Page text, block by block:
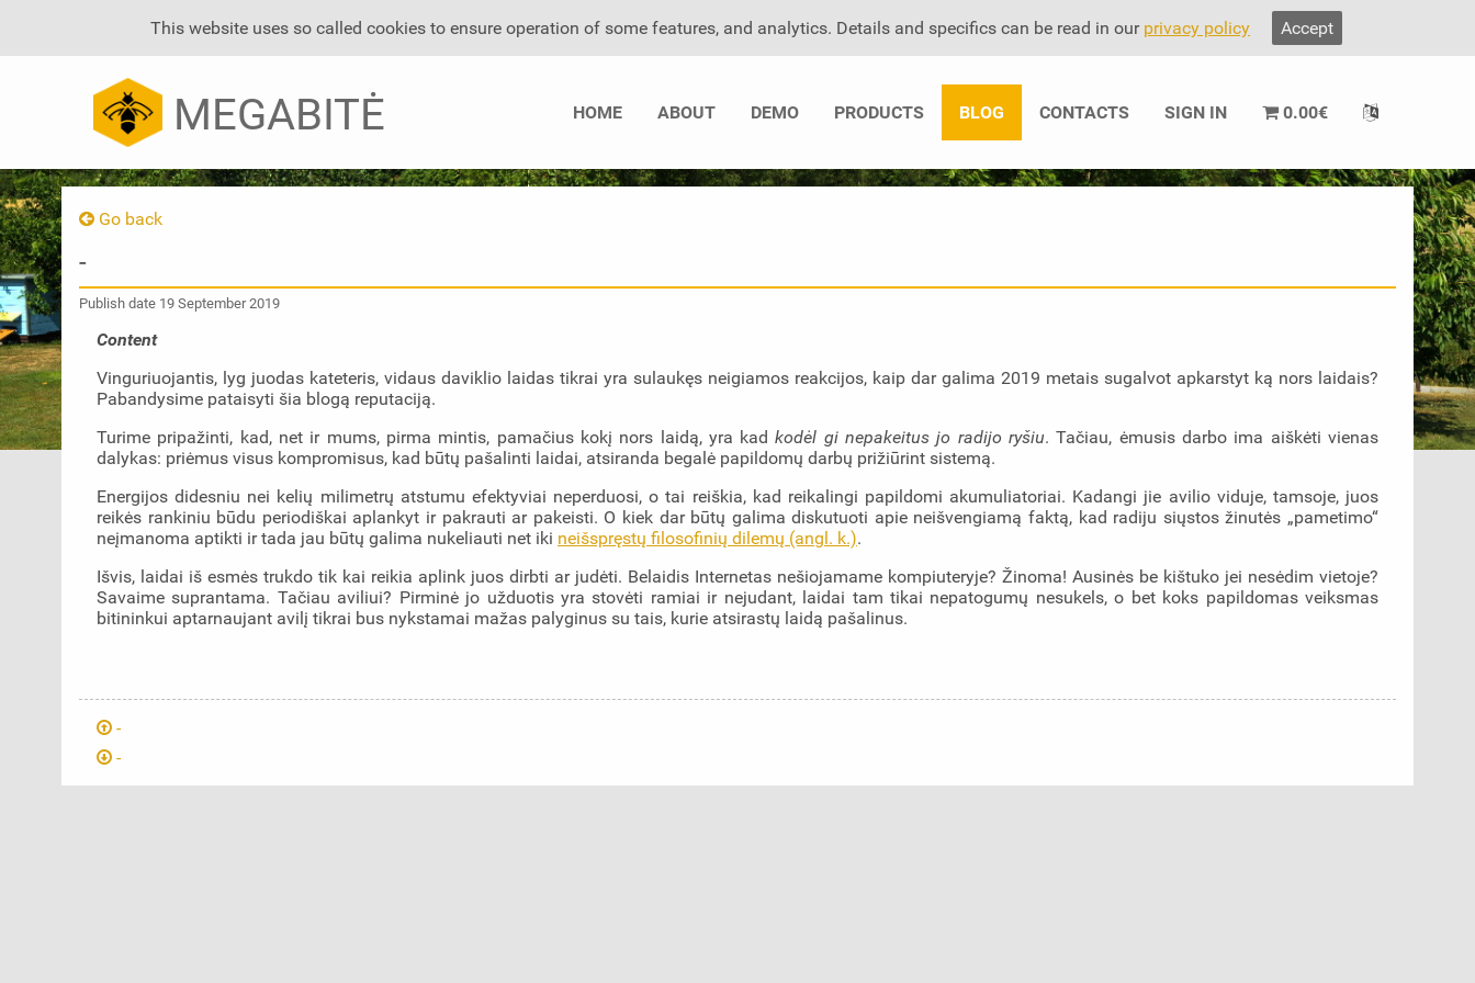
This website uses so called cookies to ensure operation of some features, and analytics. Details and specifics can be read in our privacy policy Accept
MEGABITĖ HOME ABOUT DEMO PRODUCTS BLOG CONTACTS SIGN IN 0.00€
Go back
-
Publish date 19 September 2019
Content
Vinguriuojantis, lyg juodas kateteris, vidaus daviklio laidas tikrai yra sulaukęs neigiamos reakcijos, kaip dar galima 2019 metais sugalvot apkarstyt ką nors laidais?
Pabandysime pataisyti šia blogą reputaciją.
Turime pripažinti, kad, net ir mums, pirma mintis, pamačius kokį nors laidą, yra kadkodėl gi nepakeitus jo radijo ryšiu. Tačiau, ėmusis darbo ima aiškėti vienas
dalykas: priėmus visus kompromisus, kad būtų pašalinti laidai, atsiranda begalė papildomų darbų prižiūrint sistemą.
Energijos didesniu nei kelių milimetrų atstumu efektyviai neperduosi, o tai reiškia, kad reikalingi papildomi akumuliatoriai. Kadangi jie avilio viduje, tamsoje, juos
reikės rankiniu būdu periodiškai aplankyt ir pakrauti ar pakeisti. O kiek dar būtų galima diskutuoti apie neišvengiamą faktą, kad radiju siųstos žinutės „pametimo“
neįmanoma aptikti ir tada jau būtų galima nukeliauti net iki neišspręstų filosofinių dilemų (angl. k.).
Išvis, laidai iš esmės trukdo tik kai reikia aplink juos dirbti ar judėti. Belaidis Internetas nešiojamame kompiuteryje? Žinoma! Ausinės be kištuko jei nesėdim vietoje?
Savaime suprantama. Tačiau aviliui? Pirminė jo užduotis yra stovėti ramiai ir nejudant, laidai tam tikai nepatogumų nesukels, o bet koks papildomas veiksmas
bitininkui aptarnaujant avilį tikrai bus nykstamai mažas palyginus su tais, kurie atsirastų laidą pašalinus.
-
-